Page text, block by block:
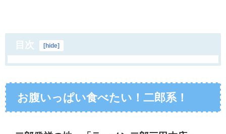
目次 [hide]
お腹いっぱい食べたい！二郎系！